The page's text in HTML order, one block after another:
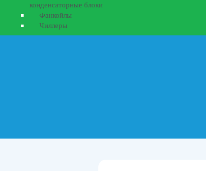
конденсаторные блоки
Фанкойлы
Чиллеры